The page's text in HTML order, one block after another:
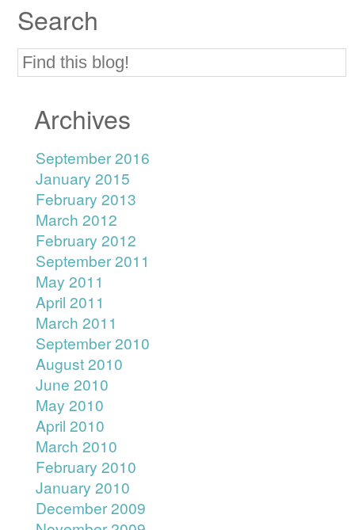
Search
Archives
September 2016
January 2015
February 2013
March 2012
February 2012
September 2011
May 2011
April 2011
March 2011
September 2010
August 2010
June 2010
May 2010
April 2010
March 2010
February 2010
January 2010
December 2009